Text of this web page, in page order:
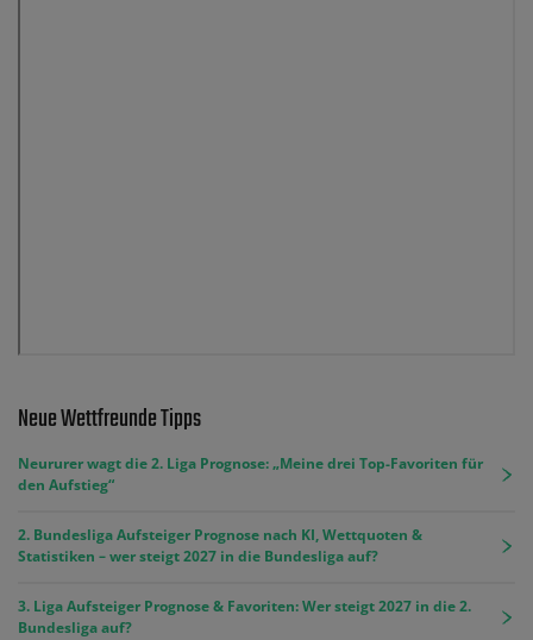
Neue Wettfreunde Tipps
Neururer wagt die 2. Liga Prognose: „Meine drei Top-Favoriten für
den Aufstieg“
2. Bundesliga Aufsteiger Prognose nach KI, Wettquoten &
Statistiken – wer steigt 2027 in die Bundesliga auf?
3. Liga Aufsteiger Prognose & Favoriten: Wer steigt 2027 in die 2.
Bundesliga auf?